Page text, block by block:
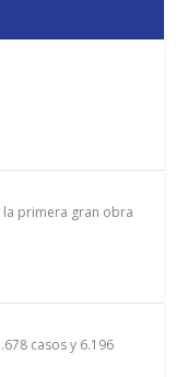
la primera gran obra
casos y 6.196